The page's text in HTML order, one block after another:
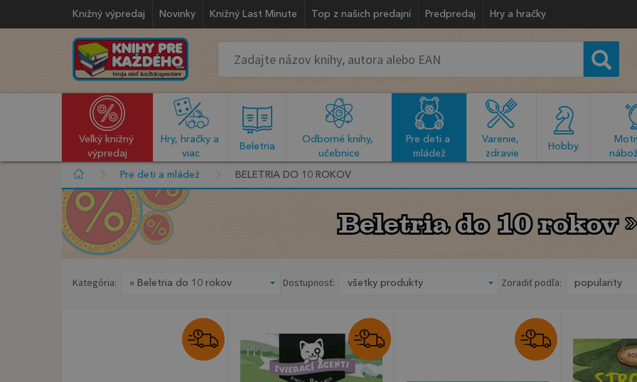
Knižný výpredaj Novinky Knižný Last Minute Top z našich predajní Predpredaj Hry a hračky
Veľký knižný
výpredaj
Hry, hračky a
viac
Beletria
Odborné knihy,
učebnice
Pre deti a
mládež
Varenie,
zdravie
Hobby
Pre deti a mládež BELETRIA DO 10 ROKOV
Beletria do 10 rokov
Beletria do 10 rokov
Kategória: Dostupnosť: Zoradiť podľa: